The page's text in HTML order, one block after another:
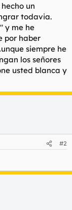
un
todavia.
y me he
por haber
siempre he
los señores
usted blanca y
#2